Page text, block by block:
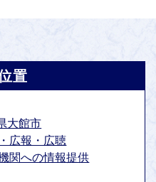
置
大館市
広報・広聴
関への情報提供